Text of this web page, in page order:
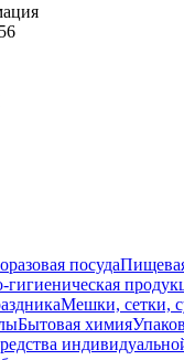
посуда
гигиеническая
Мешки, сетки,
Бытовая химия